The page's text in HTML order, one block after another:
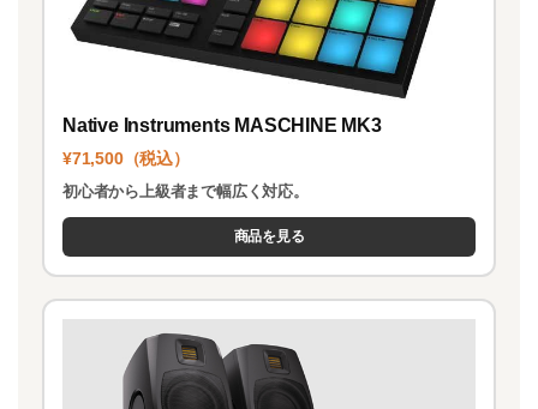
Native Instruments MASCHINE MK3
¥71,500（税込）
初心者から上級者まで幅広く対応。
商品を見る